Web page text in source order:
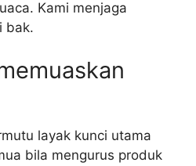
Kami menjaga
bak.
layak kunci utama
bila mengurus produk